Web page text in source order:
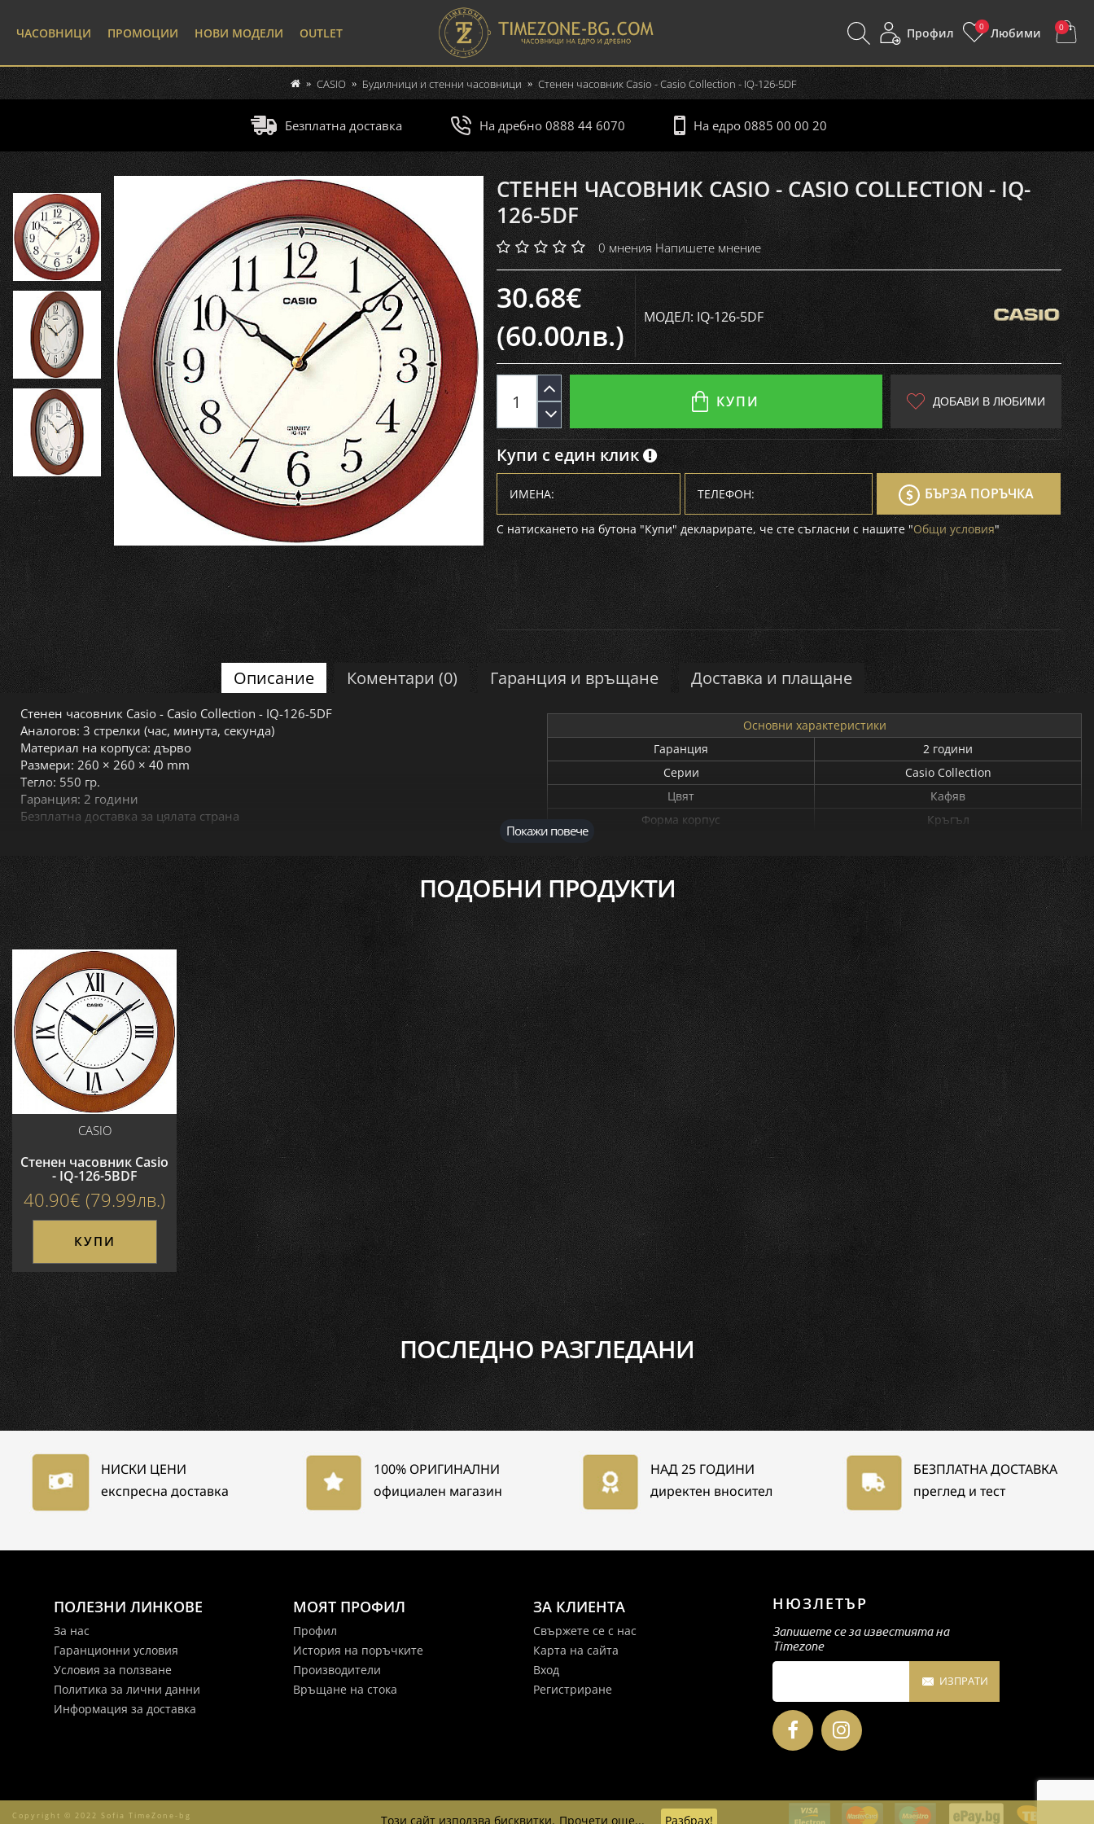
ЧАСОВНИЦИ ПРОМОЦИИ НОВИ МОДЕЛИ OUTLET Профил Любими
0 0
CASIO Будилници и стенни часовници Стенен часовник Casio - Casio Collection - IQ-126-5DF
Безплатна доставка На дребно 0888 44 6070 На едро 0885 00 00 20
СТЕНЕН ЧАСОВНИК CASIO - CASIO COLLECTION - IQ-
126-5DF
0 мнения Напишете мнение
30.68€
(60.00лв.)
МОДЕЛ:IQ-126-5DF
КУПИ ДОБАВИ В ЛЮБИМИ
Купи с един клик
БЪРЗА ПОРЪЧКА
С натискането на бутона "Купи" декларирате, че сте съгласни с нашите "Общи условия"
Описание Коментари (0) Гаранция и връщане Доставка и плащане
Стенен часовник Casio - Casio Collection - IQ-126-5DF
Аналогов: 3 стрелки (час, минута, секунда)
Материал на корпуса: дърво
Размери: 260 × 260 × 40 mm
Тегло: 550 гр.
Гаранция: 2 години
Безплатна доставка за цялата страна
Покажи повече
Основни характеристики
Гаранция
2 години
Серии
Casio Collection
Цвят
Кафяв
Форма корпус
Кръгъл
Циферблат
Аналогов
ПОДОБНИ ПРОДУКТИ
CASIO
Стенен часовник Casio
- IQ-126-5BDF
40.90€ (79.99лв.)
КУПИ
ПОСЛЕДНО РАЗГЛЕДАНИ
НИСКИ ЦЕНИ
експресна доставка
100% ОРИГИНАЛНИ
официален магазин
НАД 25 ГОДИНИ
директен вносител
БЕЗПЛАТНА ДОСТАВКА
преглед и тест
ПОЛЕЗНИ ЛИНКОВЕ
За нас
Гаранционни условия
Условия за ползване
Политика за лични данни
Информация за доставка
МОЯТ ПРОФИЛ
Профил
История на поръчките
Производители
Връщане на стока
ЗА КЛИЕНТА
Свържете се с нас
Карта на сайта
Вход
Регистриране
НЮЗЛЕТЪР
Запишете се за известията на
Timezone
ИЗПРАТИ
Copyright © 2022 Sofia TimeZone-bg Този сайт използва бисквитки. Прочети още... Разбрах!